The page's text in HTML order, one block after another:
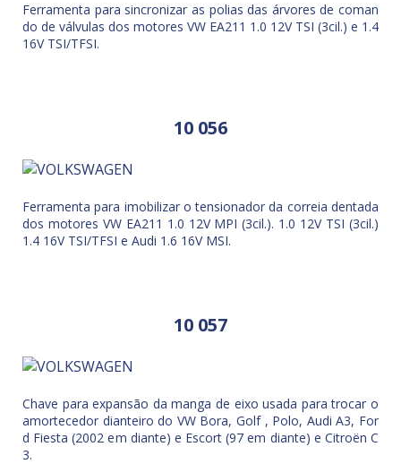
Ferramenta para sincronizar as polias das árvores de coman
do de válvulas dos motores VW EA211 1.0 12V TSI (3cil.) e 1.4
16V TSI/TFSI.
10 056
Ferramenta para imobilizar o tensionador da correia dentada
dos motores VW EA211 1.0 12V MPI (3cil.). 1.0 12V TSI (3cil.)
1.4 16V TSI/TFSI e Audi 1.6 16V MSI.
10 057
Chave para expansão da manga de eixo usada para trocar o
amortecedor dianteiro do VW Bora, Golf , Polo, Audi A3, For
d Fiesta (2002 em diante) e Escort (97 em diante) e Citroën C
3.